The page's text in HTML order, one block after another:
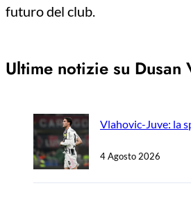
futuro del club.
Ultime notizie su Dusan
Vlahovic-Juve: la
4 Agosto 2026